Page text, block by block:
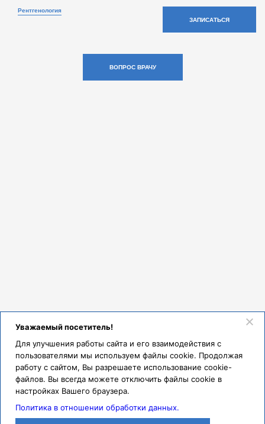
Рентгенология
ЗАПИСАТЬСЯ
ВОПРОС ВРАЧУ
Уважаемый посетитель!
Для улучшения работы сайта и его взаимодействия с
пользователями мы используем файлы cookie. Продолжая
работу с сайтом, Вы разрешаете использование cookie-
файлов. Вы всегда можете отключить файлы cookie в
настройках Вашего браузера.
Политика в отношении обработки данных.